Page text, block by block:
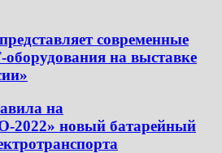
современные
на выставке
на
новый батарейный